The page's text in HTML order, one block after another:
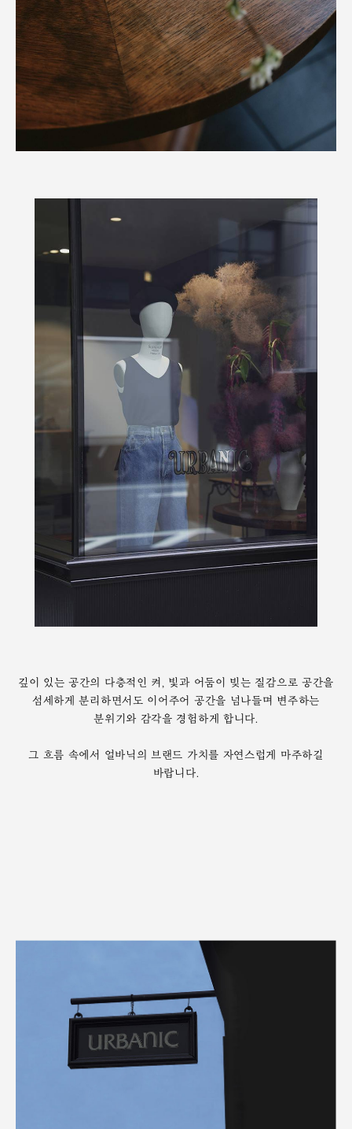
깊이 있는 공간의 다층적인 켜, 빛과 어둠이 빚는 질감으로 공간을
섬세하게 분리하면서도 이어주어 공간을 넘나들며 변주하는
분위기와 감각을 경험하게 합니다.
그 흐름 속에서 얼바닉의 브랜드 가치를 자연스럽게 마주하길
바랍니다.